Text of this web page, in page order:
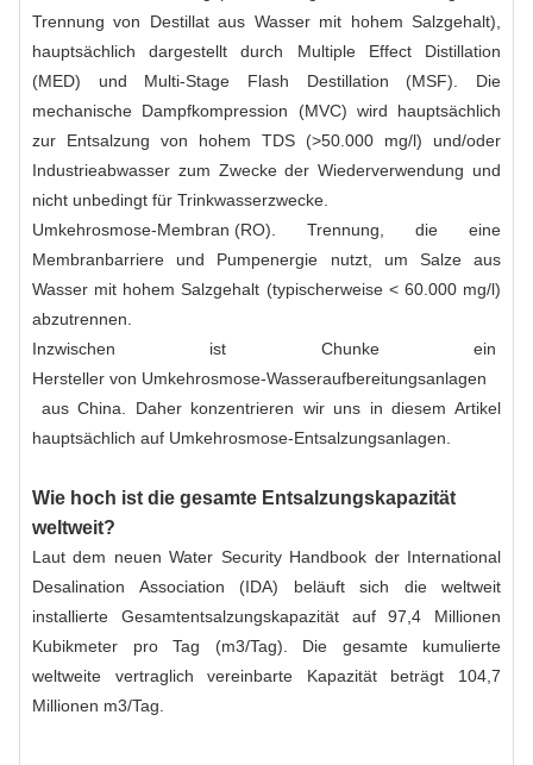
Trennung von Destillat aus Wasser mit hohem Salzgehalt),
hauptsächlich dargestellt durch Multiple Effect Distillation
(MED) und Multi-Stage Flash Destillation (MSF). Die
mechanische Dampfkompression (MVC) wird hauptsächlich
zur Entsalzung von hohem TDS (>50.000 mg/l) und/oder
Industrieabwasser zum Zwecke der Wiederverwendung und
nicht unbedingt für Trinkwasserzwecke.
Umkehrosmose-Membran (RO).
Trennung, die eine
Membranbarriere und Pumpenergie nutzt, um Salze aus
Wasser mit hohem Salzgehalt (typischerweise < 60.000 mg/l)
abzutrennen.
Inzwischen ist Chunke ein
Hersteller von Umkehrosmose-Wasseraufbereitungsanlagen
aus China. Daher konzentrieren wir uns in diesem Artikel
hauptsächlich auf Umkehrosmose-Entsalzungsanlagen.
Wie hoch ist die gesamte Entsalzungskapazität
weltweit?
Laut dem neuen Water Security Handbook der International
Desalination Association (IDA) beläuft sich die weltweit
installierte Gesamtentsalzungskapazität auf 97,4 Millionen
Kubikmeter pro Tag (m3/Tag). Die gesamte kumulierte
weltweite vertraglich vereinbarte Kapazität beträgt 104,7
Millionen m3/Tag.